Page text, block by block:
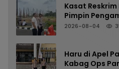
Kasat
Pimpin
Perkuat
2026-08-04
Haru di Apel
Kabag Ops